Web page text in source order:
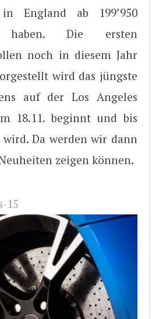
England ab 199’950
Die ersten
noch in diesem Jahr
wird das jüngste
auf der Los Angeles
18.11. beginnt und bis
wird. Da werden wir dann
zeigen können.